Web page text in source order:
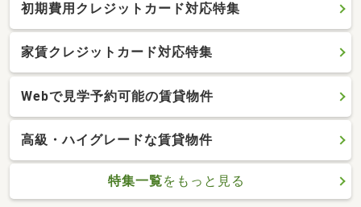
初期費用クレジットカード対応特集
家賃クレジットカード対応特集
Webで見学予約可能の賃貸物件
高級・ハイグレードな賃貸物件
特集一覧をもっと見る